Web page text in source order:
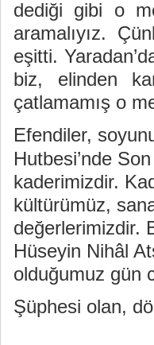
dediği gibi o
aramalıyız.
eşitti.
biz, elinden
çatlamamış o
Efendiler,
Hutbesi’nde
kaderimizdir.
kültürümüz,
değerlerimizdir.
Hüseyin Nihâl
olduğumuz gün
Şüphesi olan,